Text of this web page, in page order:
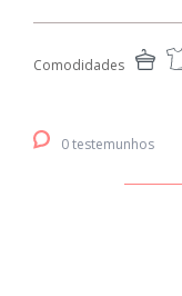
Comodidades
0 testemunhos